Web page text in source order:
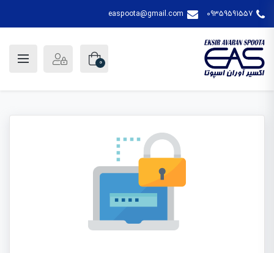
09359591557
easpoota@gmail.com
0